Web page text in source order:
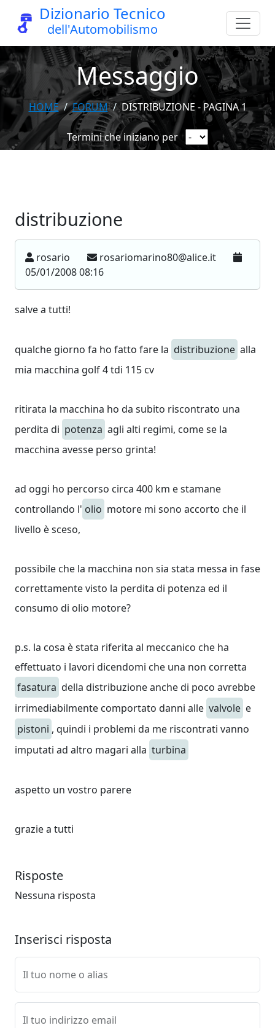
Dizionario Tecnico
dell'Automobilismo
Messaggio
HOME FORUM DISTRIBUZIONE - PAGINA 1
Termini che iniziano per
distribuzione
rosario
rosariomarino80@alice.it
05/01/2008 08:16
salve a tutti!
qualche giorno fa ho fatto fare la distribuzione alla
mia macchina golf 4 tdi 115 cv
ritirata la macchina ho da subito riscontrato una
perdita di potenza agli alti regimi, come se la
macchina avesse perso grinta!
ad oggi ho percorso circa 400 km e stamane
controllando l' olio motore mi sono accorto che il
livello è sceso,
possibile che la macchina non sia stata messa in fase
correttamente visto la perdita di potenza ed il
consumo di olio motore?
p.s. la cosa è stata riferita al meccanico che ha
effettuato i lavori dicendomi che una non corretta
fasatura della distribuzione anche di poco avrebbe
irrimediabilmente comportato danni alle valvole e
pistoni , quindi i problemi da me riscontrati vanno
imputati ad altro magari alla turbina
aspetto un vostro parere
grazie a tutti
Risposte
Nessuna risposta
Inserisci risposta
Il tuo nome o alias
Il tuo indirizzo email